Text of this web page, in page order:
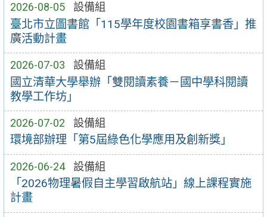
2026-08-05 設備組
臺北市立圖書館「115學年度校園書箱享書香」推
廣活動計畫
2026-07-03 設備組
國立清華大學舉辦「雙閱讀素養－國中學科閱讀
教學工作坊」
2026-07-02 設備組
環境部辦理「第5屆綠色化學應用及創新獎」
2026-06-24 設備組
「2026物理暑假自主學習啟航站」線上課程實施
計畫